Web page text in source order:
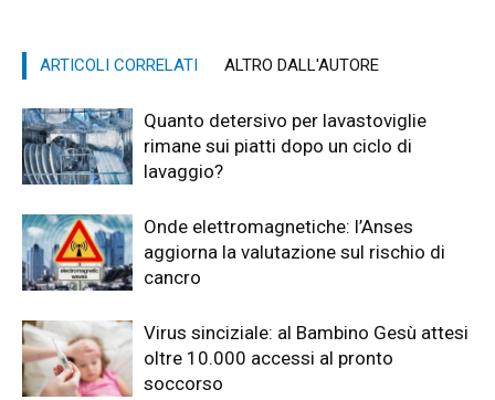
ARTICOLI CORRELATI ALTRO DALL'AUTORE
Quanto detersivo per lavastoviglie
rimane sui piatti dopo un ciclo di
lavaggio?
Onde elettromagnetiche: l’Anses
aggiorna la valutazione sul rischio di
cancro
Virus sinciziale: al Bambino Gesù attesi
oltre 10.000 accessi al pronto
soccorso